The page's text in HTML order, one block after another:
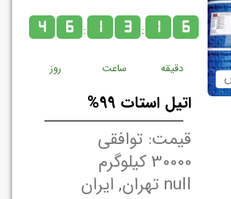
4 6
روز
: 1 3
ساعت
: 1 6
دقیقه
اتیل استات 99%
قیمت: توافقی
30000 کیلوگرم
null تهران, ایران